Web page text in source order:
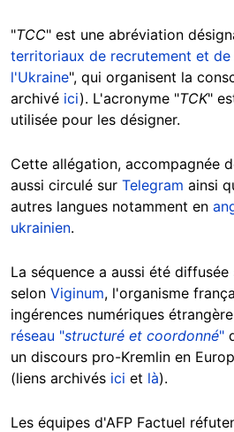
"TCC" est une abréviation
territoriaux de recrutement et
l'Ukraine", qui organisent la
archivé ici). L'acronyme "TCK"
utilisée pour les désigner.
Cette allégation, accompagnée
aussi circulé sur Telegram ainsi
autres langues notamment en
ukrainien.
La séquence a aussi été diffusée
selon Viginum, l'organisme
ingérences numériques
réseau "structuré et coordonné"
un discours pro-Kremlin en
(liens archivés ici et là).
Les équipes d'AFP Factuel